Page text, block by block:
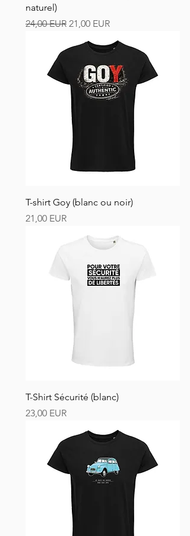
naturel)
Szokásos ár
24,00 EUR Akciós ár
21,00 EUR
T-shirt Goy (blanc ou noir)
Ár
21,00 EUR
T-Shirt Sécurité (blanc)
Ár
23,00 EUR